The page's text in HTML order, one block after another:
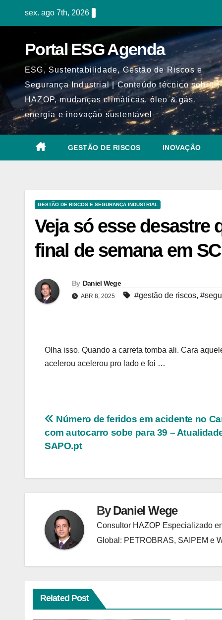
sex. ago 7th, 2026
Portal ESG Agenda
ESG, Sustentabilidade, Gestão de Riscos e
Segurança Industrial | Conteúdo técnico sobre
HAZOP, mudanças climáticas, óleo & gás,
energia e inovação sustentável
GESTÃO DE RISCOS INOVAÇÃO
GESTÃO DE RISCOS E SEGURANÇA INDUSTRIAL
Veja só esse desastre
final de semana em
By Daniel Wege
ABR 8, 2025 #gestão de riscos,
Olha isso. Quando a carreta tomba ali. Cara
acelerou acelerou pro lado e foi …
Navegação
de
Número de feridos em acidente no
com autocarro sobe para 39 –
SAPO.pt
ByDaniel Wege
Consultor HAZOP Especializado
Global: PETROBRAS, SAIPEM e
Related Post